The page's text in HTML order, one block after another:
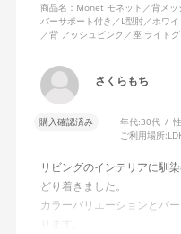
商品名：Monet モネット／背メ
バーサポート付き／L型肘／ホワ
／背 アッシュピンク／座 ライト
さくらもち
購入確認済み 年代:30代
ご利用場所:
リビングのインテリアに馴
どり着きました。
カラーバリエーションとパ